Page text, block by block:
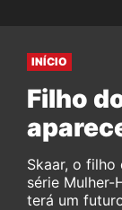
INÍCIO
Filho
Skaar, o filho
série Mulher-
terá um